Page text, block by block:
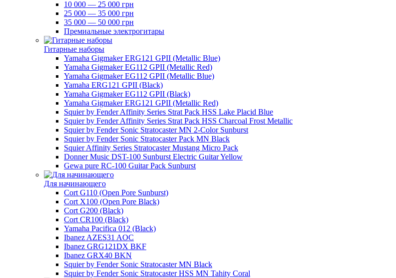
10 000 — 25 000 грн
25 000 — 35 000 грн
35 000 — 50 000 грн
Премиальные электрогитары
Гитарные наборы
Yamaha Gigmaker ERG121 GPII (Metallic Blue)
Yamaha Gigmaker EG112 GPII (Metallic Red)
Yamaha Gigmaker EG112 GPII (Metallic Blue)
Yamaha ERG121 GPII (Black)
Yamaha Gigmaker EG112 GPII (Black)
Yamaha Gigmaker ERG121 GPII (Metallic Red)
Squier by Fender Affinity Series Strat Pack HSS Lake Placid Blue
Squier by Fender Affinity Series Strat Pack HSS Charcoal Frost Metallic
Squier by Fender Sonic Stratocaster MN 2-Color Sunburst
Squier by Fender Sonic Stratocaster Pack MN Black
Squier Affinity Series Stratocaster Mustang Micro Pack
Donner Music DST-100 Sunburst Electric Guitar Yellow
Gewa pure RC-100 Guitar Pack Sunburst
Для начинающего
Cort G110 (Open Pore Sunburst)
Cort X100 (Open Pore Black)
Cort G200 (Black)
Cort CR100 (Black)
Yamaha Pacifica 012 (Black)
Ibanez AZES31 AOC
Ibanez GRG121DX BKF
Ibanez GRX40 BKN
Squier by Fender Sonic Stratocaster MN Black
Squier by Fender Sonic Stratocaster HSS MN Tahity Coral